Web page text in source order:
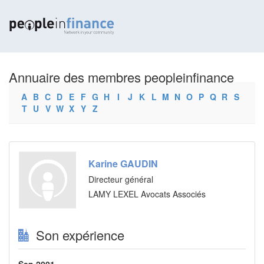
Annuaire des membres peopleinfinance
A B C D E F G H I J K L M N O P Q R S
T U V W X Y Z
Karine GAUDIN
Directeur général
LAMY LEXEL Avocats Associés
Son expérience